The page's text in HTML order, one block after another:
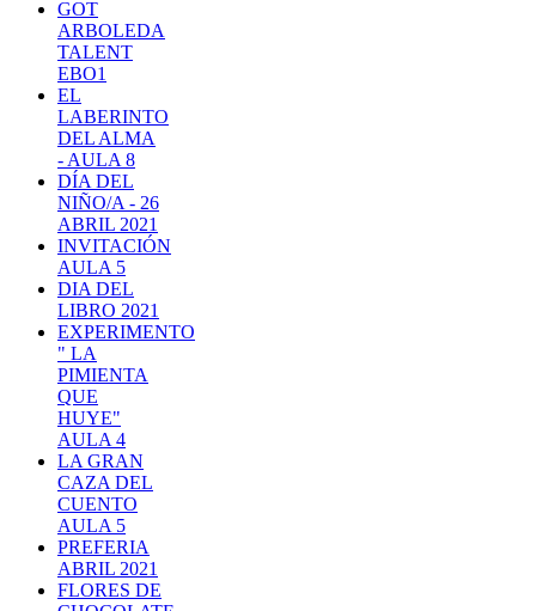
GOT
ARBOLEDA
TALENT
EBO1
EL
LABERINTO
DEL ALMA
- AULA 8
DÍA DEL
NIÑO/A - 26
ABRIL 2021
INVITACIÓN
AULA 5
DIA DEL
LIBRO 2021
EXPERIMENTO
" LA
PIMIENTA
QUE
HUYE"
AULA 4
LA GRAN
CAZA DEL
CUENTO
AULA 5
PREFERIA
ABRIL 2021
FLORES DE